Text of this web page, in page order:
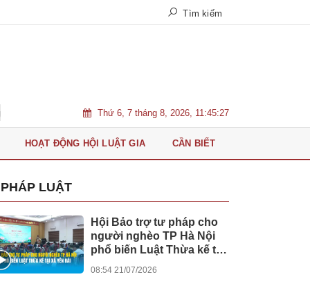
Tìm kiếm
viện Quân Y 175 đón tiếp Phó Thủ tướng Say Sam Al và đoàn lãnh đạo
Thứ 6, 7 tháng 8, 2026, 11:45:29
HOẠT ĐỘNG HỘI LUẬT GIA CẦN BIẾT
PHÁP LUẬT
Hội Bảo trợ tư pháp cho
người nghèo TP Hà Nội
phổ biến Luật Thừa kế tại
08:54 21/07/2026